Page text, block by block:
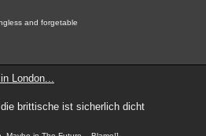
and forgetable
London...
brittische ist sicherlich dicht